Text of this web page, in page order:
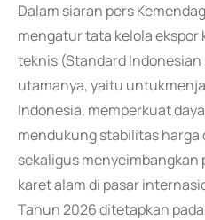
Dalam siaran pers
mengatur tata kelola ekspor
teknis (Standard Indonesian
utamanya, yaitu
Indonesia, memperkuat
mendukung stabilitas harga
sekaligus
karet alam di pasar
Tahun 2026 ditetapkan